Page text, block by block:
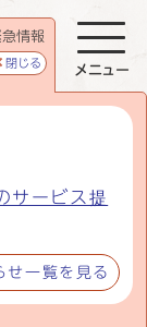
急情報
閉じる
サービス提
せ一覧を見る
メニュー